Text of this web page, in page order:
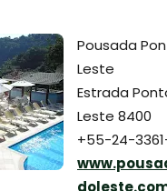
Pousada
Leste
Estrada
Leste 8400
+55-24-